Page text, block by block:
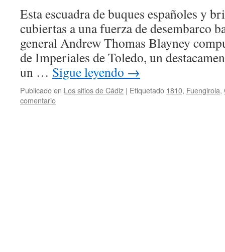
Esta escuadra de buques españoles y
cubiertas a una fuerza de desembarco
general Andrew Thomas Blayney
de Imperiales de Toledo, un
un … Sigue leyendo →
Publicado en Los sitios de Cádiz | Etiquetado 1810, Fuengirola,
comentario